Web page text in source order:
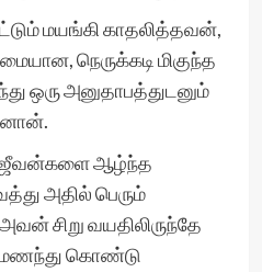
மயங்கி காதலித்தவன்,
நெருக்கடி மிகுந்த
ஒரு அனுதாபத்துடனும்
ஜீவன்களை ஆழ்ந்த
அதில் பெரும்
சிறு வயதிலிருந்தே
மணந்து கொண்டு